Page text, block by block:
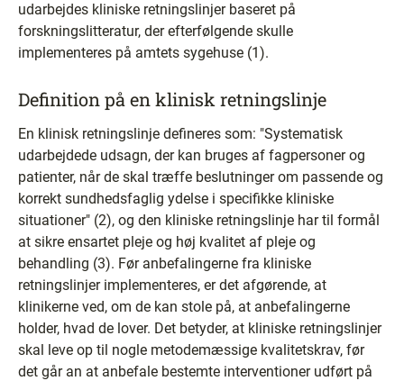
udarbejdes kliniske retningslinjer baseret på
forskningslitteratur, der efterfølgende skulle
implementeres på amtets sygehuse (1).
Definition på en klinisk retningslinje
En klinisk retningslinje defineres som: "Systematisk
udarbejdede udsagn, der kan bruges af fagpersoner og
patienter, når de skal træffe beslutninger om passende og
korrekt sundhedsfaglig ydelse i specifikke kliniske
situationer" (2), og den kliniske retningslinje har til formål
at sikre ensartet pleje og høj kvalitet af pleje og
behandling (3). Før anbefalingerne fra kliniske
retningslinjer implementeres, er det afgørende, at
klinikerne ved, om de kan stole på, at anbefalingerne
holder, hvad de lover. Det betyder, at kliniske retningslinjer
skal leve op til nogle metodemæssige kvalitetskrav, før
det går an at anbefale bestemte interventioner udført på